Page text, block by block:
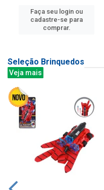
Faça seu login ou
cadastre-se para
comprar.
Seleção Brinquedos
Veja mais